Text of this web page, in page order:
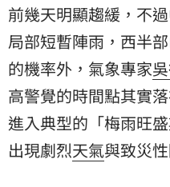
前幾天明顯趨緩，不
局部短暫陣雨，西半
的機率外，氣象專家
高警覺的時間點其實
進入典型的「梅雨旺
出現劇烈天氣與致災